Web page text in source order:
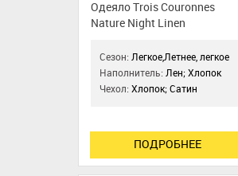
Одеяло Trois Couronnes
Nature Night Linen
Сезон:Легкое,Летнее, легкое
Наполнитель:Лен; Хлопок
Чехол:Хлопок; Сатин
ПОДРОБНЕЕ